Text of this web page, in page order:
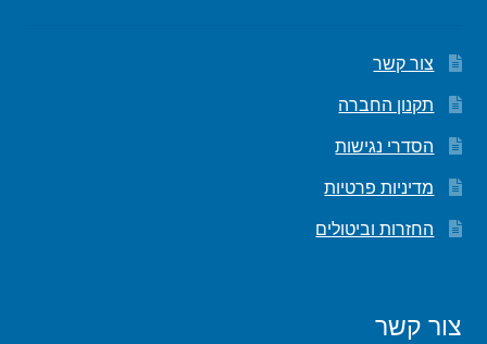
צור קשר
תקנון החברה
הסדרי נגישות
מדיניות פרטיות
החזרות וביטולים
צור קשר